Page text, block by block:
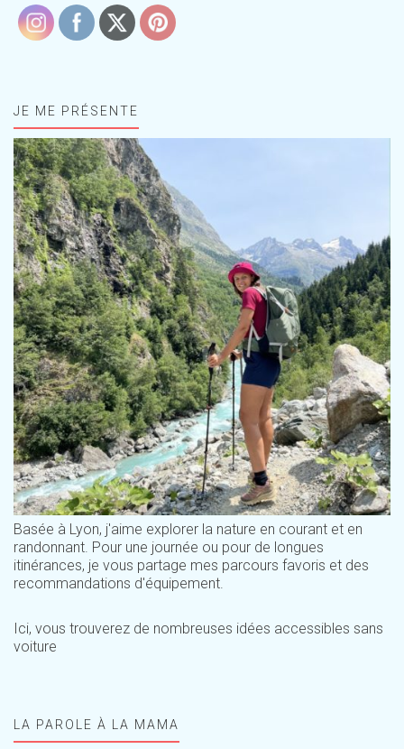
JE ME PRÉSENTE
Basée à Lyon, j'aime explorer la nature en courant et en
randonnant. Pour une journée ou pour de longues
itinérances, je vous partage mes parcours favoris et des
recommandations d'équipement.
Ici, vous trouverez de nombreuses idées accessibles sans
voiture
LA PAROLE À LA MAMA